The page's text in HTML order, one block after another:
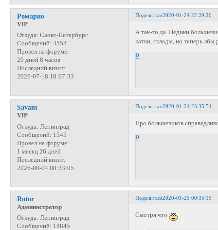
Поделиться2020-01-24 22:29:26
Ромарио
VIP
Откуда: Санкт-Петербург
Сообщений: 4553
Провел на форуме:
29 дней 8 часов
Последний визит:
2026-07-18 18:07:33
А так-то да. Педики
катки, склады, но теперь
0
Поделиться2020-01-24 23:35:54
Savant
VIP
Откуда: Ленинград
Сообщений: 1545
Провел на форуме:
1 месяц 26 дней
Последний визит:
2026-08-04 08:33:05
Про большевиков
0
Поделиться2020-01-25 00:35:15
Rotor
Администратор
Откуда: Ленинград
Сообщений: 18845
Смотря что